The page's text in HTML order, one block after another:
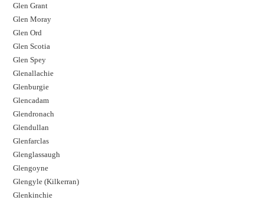
Glen Grant
Glen Moray
Glen Ord
Glen Scotia
Glen Spey
Glenallachie
Glenburgie
Glencadam
Glendronach
Glendullan
Glenfarclas
Glenglassaugh
Glengoyne
Glengyle (Kilkerran)
Glenkinchie